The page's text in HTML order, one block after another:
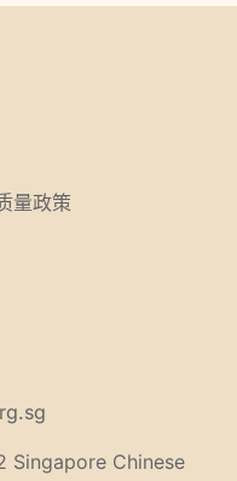
量政策
Singapore Chinese